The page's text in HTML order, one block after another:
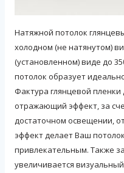
Натяжной потолок
холодном (не натянутом)
(установленном) виде до
потолок образует
Фактура глянцевой
отражающий эффект, за
достаточном освещении,
эффект делает Ваш
привлекательным. Также
увеличивается